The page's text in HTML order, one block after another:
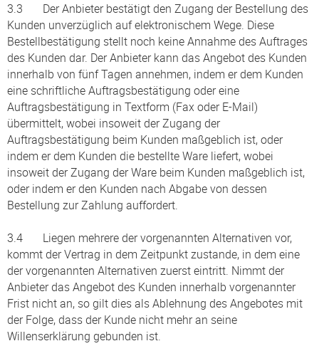
3.3 Der Anbieter bestätigt den Zugang der Bestellung des
Kunden unverzüglich auf elektronischem Wege. Diese
Bestellbestätigung stellt noch keine Annahme des Auftrages
des Kunden dar. Der Anbieter kann das Angebot des Kunden
innerhalb von fünf Tagen annehmen, indem er dem Kunden
eine schriftliche Auftragsbestätigung oder eine
Auftragsbestätigung in Textform (Fax oder E-Mail)
übermittelt, wobei insoweit der Zugang der
Auftragsbestätigung beim Kunden maßgeblich ist, oder
indem er dem Kunden die bestellte Ware liefert, wobei
insoweit der Zugang der Ware beim Kunden maßgeblich ist,
oder indem er den Kunden nach Abgabe von dessen
Bestellung zur Zahlung auffordert.
3.4 Liegen mehrere der vorgenannten Alternativen vor,
kommt der Vertrag in dem Zeitpunkt zustande, in dem eine
der vorgenannten Alternativen zuerst eintritt. Nimmt der
Anbieter das Angebot des Kunden innerhalb vorgenannter
Frist nicht an, so gilt dies als Ablehnung des Angebotes mit
der Folge, dass der Kunde nicht mehr an seine
Willenserklärung gebunden ist.